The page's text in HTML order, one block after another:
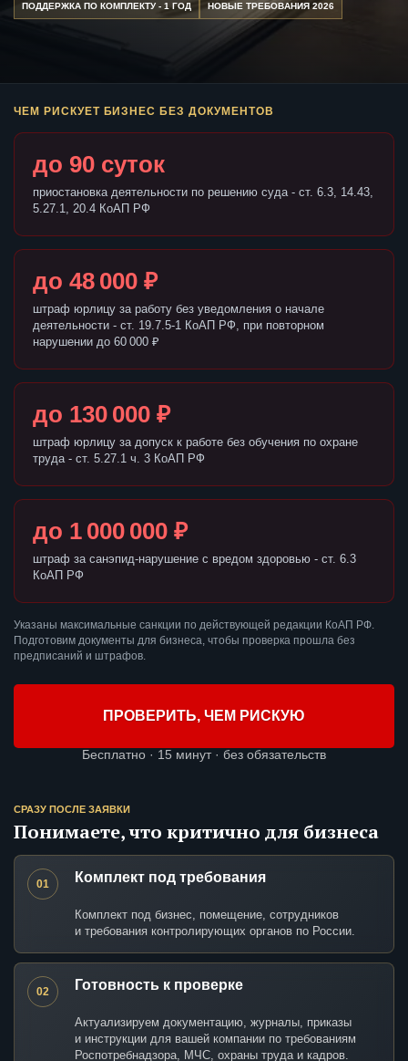
ПОДДЕРЖКА ПО КОМПЛЕКТУ - 1 ГОД НОВЫЕ ТРЕБОВАНИЯ 2026
ЧЕМ РИСКУЕТ БИЗНЕС БЕЗ ДОКУМЕНТОВ
до 90 суток
приостановка деятельности по решению суда - ст. 6.3, 14.43,
5.27.1, 20.4 КоАП РФ
до 48 000 ₽
штраф юрлицу за работу без уведомления о начале
деятельности - ст. 19.7.5-1 КоАП РФ, при повторном
нарушении до 60 000 ₽
до 130 000 ₽
штраф юрлицу за допуск к работе без обучения по охране
труда - ст. 5.27.1 ч. 3 КоАП РФ
до 1 000 000 ₽
штраф за санэпид-нарушение с вредом здоровью - ст. 6.3
КоАП РФ
Указаны максимальные санкции по действующей редакции КоАП РФ.
Подготовим документы для бизнеса, чтобы проверка прошла без
предписаний и штрафов.
ПРОВЕРИТЬ, ЧЕМ РИСКУЮ
Бесплатно · 15 минут · без обязательств
СРАЗУ ПОСЛЕ ЗАЯВКИ
Понимаете, что критично для бизнеса
01 Комплект под требования
Комплект под бизнес, помещение, сотрудников
и требования контролирующих органов по России.
02 Готовность к проверке
Актуализируем документацию, журналы, приказы
и инструкции для вашей компании по требованиям
Роспотребнадзора, МЧС, охраны труда и кадров.